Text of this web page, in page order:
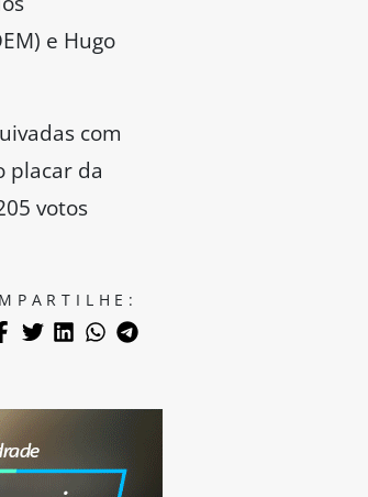
e Hugo
com
placar da
votos